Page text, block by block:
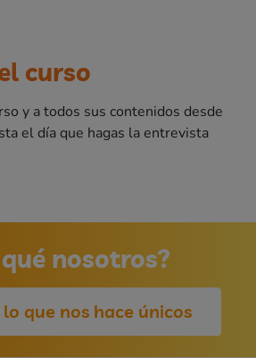
curso
y a todos sus contenidos desde
el día que hagas la entrevista
nosotros?
que nos hace únicos